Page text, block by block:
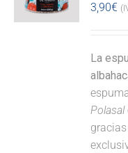
3,90€
La
Polasal